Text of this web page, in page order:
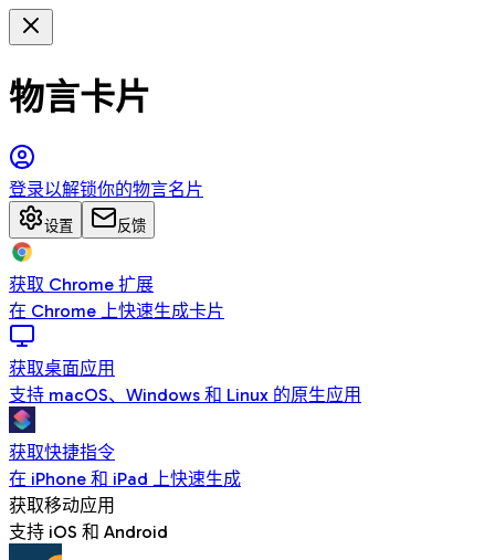
物言卡片
登录以解锁你的物言名片
设置 反馈
获取 Chrome 扩展
在 Chrome 上快速生成卡片
获取桌面应用
支持 macOS、Windows 和 Linux 的原生应用
获取快捷指令
在 iPhone 和 iPad 上快速生成
获取移动应用
支持 iOS 和 Android